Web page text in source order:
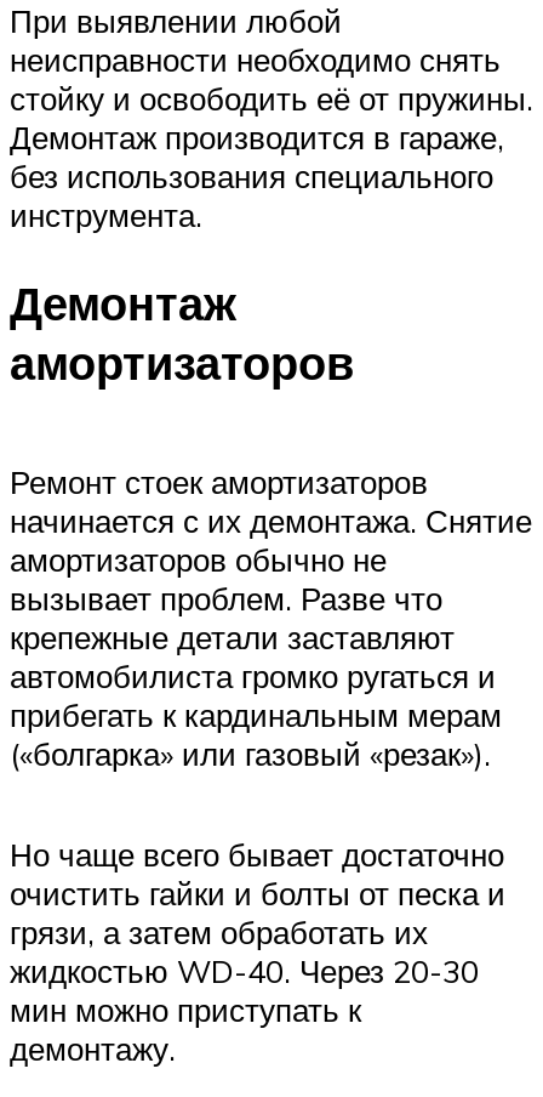
При выявлении любой
неисправности необходимо снять
стойку и освободить её от пружины.
Демонтаж производится в гараже,
без использования специального
инструмента.
Демонтаж
амортизаторов
Ремонт стоек амортизаторов
начинается с их демонтажа. Снятие
амортизаторов обычно не
вызывает проблем. Разве что
крепежные детали заставляют
автомобилиста громко ругаться и
прибегать к кардинальным мерам
(«болгарка» или газовый «резак»).
Но чаще всего бывает достаточно
очистить гайки и болты от песка и
грязи, а затем обработать их
жидкостью WD-40. Через 20-30
мин можно приступать к
демонтажу.